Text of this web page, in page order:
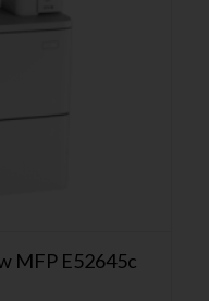
MFP E52645c